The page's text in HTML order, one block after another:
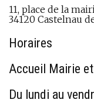
11, place de la
34120 Castelnau
Horaires
Accueil Mairie
Du lundi au